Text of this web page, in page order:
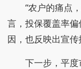
“农户的痛点
言，投保覆盖率
因，也反映出宣传
下一步，平